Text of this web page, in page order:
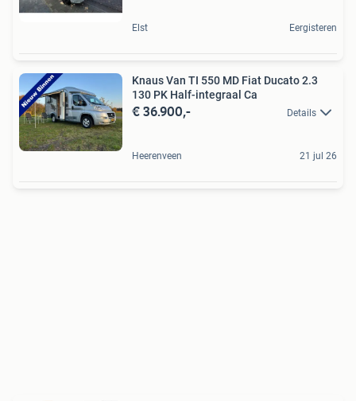
Elst Eergisteren
Knaus Van TI 550 MD Fiat Ducato 2.3
130 PK Half-integraal Ca
€ 36.900,- Details
Heerenveen 21 jul 26